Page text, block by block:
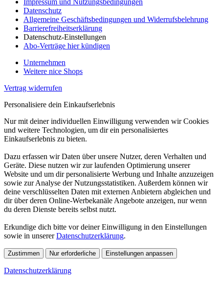
Datenschutz
Allgemeine Geschäftsbedingungen und Widerrufsbelehrung
Barrierefreiheitserklärung
Datenschutz-Einstellungen
Abo-Verträge hier kündigen
Unternehmen
Weitere nice Shops
Vertrag widerrufen
Personalisiere dein Einkaufserlebnis
Nur mit deiner individuellen Einwilligung verwenden wir Cookies
und weitere Technologien, um dir ein personalisiertes
Einkaufserlebnis zu bieten.
Dazu erfassen wir Daten über unsere Nutzer, deren Verhalten und
Geräte. Diese nutzen wir zur laufenden Optimierung unserer
Website und um dir personalisierte Werbung und Inhalte anzuzeigen
sowie zur Analyse der Nutzungsstatistiken. Außerdem können wir
deine verschlüsselten Daten mit externen Anbietern abgleichen und
dir über deren Online-Werbekanäle Angebote anzeigen, nur wenn
du deren Dienste bereits selbst nutzt.
Erkundige dich bitte vor deiner Einwilligung in den Einstellungen
sowie in unsererDatenschutzerklärung.
Zustimmen Nur erforderliche Einstellungen anpassen
Datenschutzerklärung